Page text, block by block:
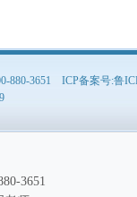
880-3651 ICP备案号:鲁
3651